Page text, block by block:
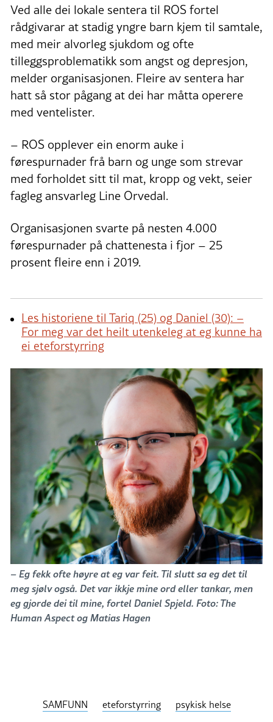
Ved alle dei lokale sentera til ROS fortel
rådgivarar at stadig yngre barn kjem til samtale,
med meir alvorleg sjukdom og ofte
tilleggsproblematikk som angst og depresjon,
melder organisasjonen. Fleire av sentera har
hatt så stor pågang at dei har måtta operere
med ventelister.
– ROS opplever ein enorm auke i
førespurnader frå barn og unge som strevar
med forholdet sitt til mat, kropp og vekt, seier
fagleg ansvarleg Line Orvedal.
Organisasjonen svarte på nesten 4.000
førespurnader på chattenesta i fjor – 25
prosent fleire enn i 2019.
Les historiene til Tariq (25) og Daniel (30): –
For meg var det heilt utenkeleg at eg kunne ha
ei eteforstyrring
– Eg fekk ofte høyre at eg var feit. Til slutt sa eg det til
meg sjølv også. Det var ikkje mine ord eller tankar, men
eg gjorde dei til mine, fortel Daniel Spjeld. Foto: The
Human Aspect og Matias Hagen
SAMFUNN eteforstyrring psykisk helse